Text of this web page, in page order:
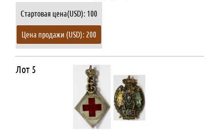
Стартовая цена(USD): 100
Цена продажи (USD): 200
Лот 5